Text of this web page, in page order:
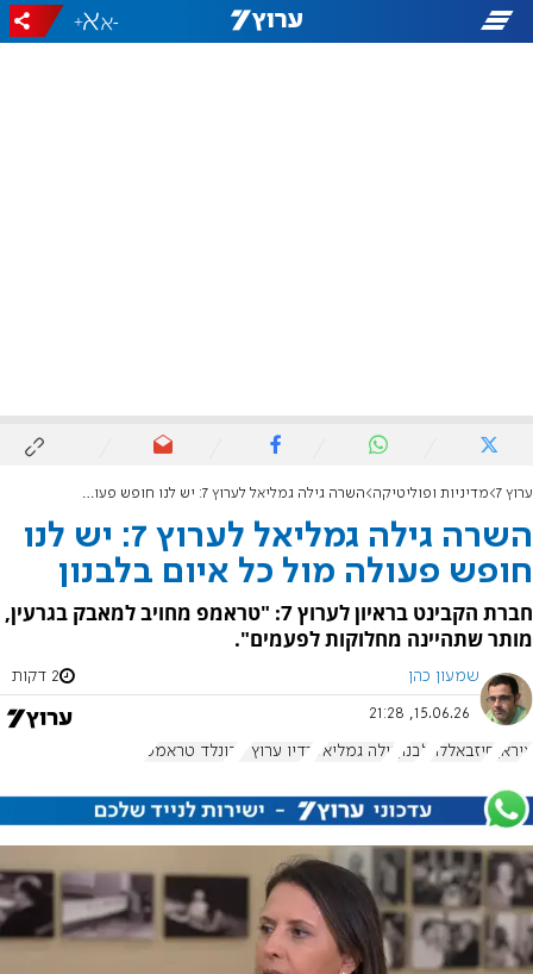
-
+
ערוץ 7 מדיניות ופוליטיקה השרה גילה גמליאל לערוץ 7: יש לנו חופש פעולה מול כל איום בלבנון
השרה גילה גמליאל לערוץ 7: יש לנו
חופש פעולה מול כל איום בלבנון
חברת הקבינט בראיון לערוץ 7: "טראמפ מחויב למאבק בגרעין,
מותר שתהיינה מחלוקות לפעמים".
שמעון כהן 2 דקות
15.06.26, 21:28
איראן חיזבאללה לבנון גילה גמליאל רדיו ערוץ 7 דונלד טראמפ